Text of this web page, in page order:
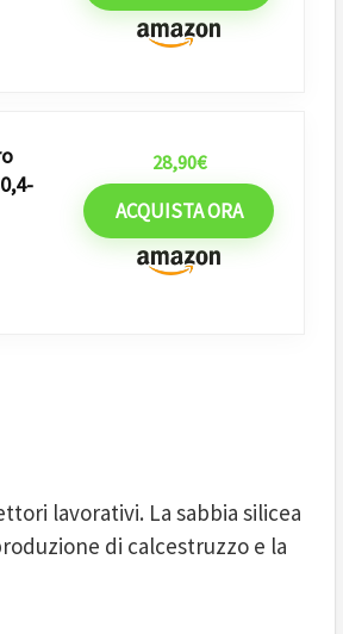
28,90€
ACQUISTA ORA
lavorativi. La sabbia silicea
di calcestruzzo e la